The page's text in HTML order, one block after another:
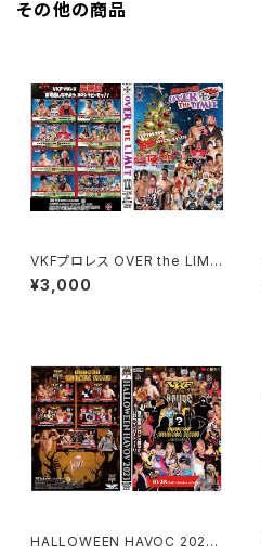
その他の商品
VKFプロレス OVER the LIMI
T 2021
¥3,000
HALLOWEEN HAVOC 2023